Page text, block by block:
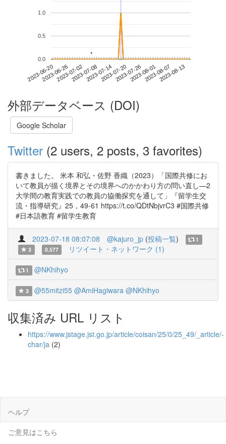
2023-06-202023-06-262023-07-022023-07-082023-07-142023-07-202023-07-262023-08-012023-08-072023-08-13
0.0
0.5
1.0
**
外部データベース (DOI)
Google Scholar
Twitter (2 users, 2 posts, 3 favorites)
書きました。 米本 和弘・佐野 香織（2023）「国際共修にお
いて教員が描く境界とその境界へのかかわり方の問い直し—2
大学間の教育実践での教員の協働探究を通して」『留学生交
流・指導研究』25，49-61 https://t.co/QDtNbjvrC3 #国際共修
#日本語教育 #留学生教育
2023-07-18 08:07:08 @kajuro_jp (投稿一覧)
1
3
0.577 リツイート・ネットワーク (1)
1 @NKhihyo
3 @55mitzi55 @AmiHagiwara @NKhihyo
収集済み URL リスト
https://www.jstage.jst.go.jp/article/coisan/25/0/25_49/_article/-
char/ja (2)
ヘルプ
ご意見はこちら